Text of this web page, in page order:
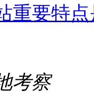
重要特点
考察